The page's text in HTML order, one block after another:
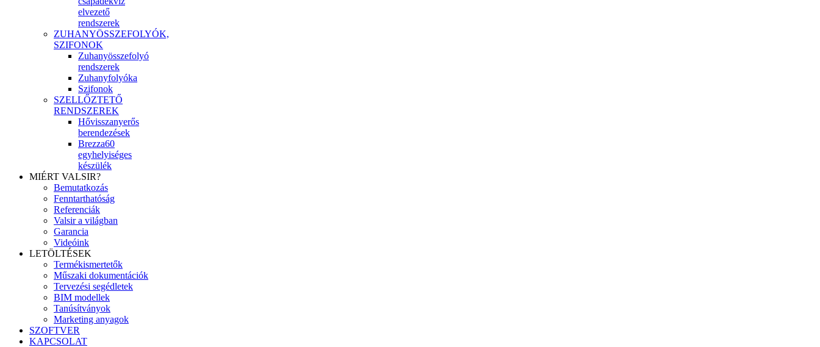
elvezető
rendszerek
ZUHANYÖSSZEFOLYÓK,
SZIFONOK
Zuhanyösszefolyó
rendszerek
Zuhanyfolyóka
Szifonok
SZELLŐZTETŐ
RENDSZEREK
Hővisszanyerős
berendezések
Brezza60
egyhelyiséges
készülék
MIÉRT VALSIR?
Bemutatkozás
Fenntarthatóság
Referenciák
Valsir a világban
Garancia
Videóink
LETÖLTÉSEK
Termékismertetők
Műszaki dokumentációk
Tervezési segédletek
BIM modellek
Tanúsítványok
Marketing anyagok
SZOFTVER
KAPCSOLAT